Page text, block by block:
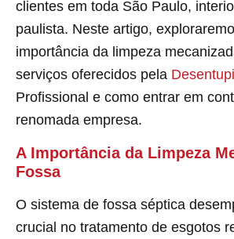
clientes em toda São Paulo,
paulista. Neste artigo,
importância da limpeza
serviços oferecidos pela
Profissional e como entrar em
renomada empresa.
A Importância da Limpeza
Fossa
O sistema de fossa séptica
crucial no tratamento de esgotos